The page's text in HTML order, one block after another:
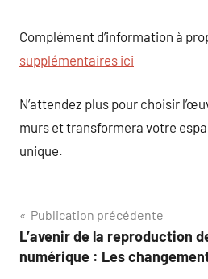
Complément d’information à
supplémentaires ici
N’attendez plus pour choisir
murs et transformera votre
unique.
Navigation
de
Publication précédente
L’avenir de la reproduction
numérique : Les